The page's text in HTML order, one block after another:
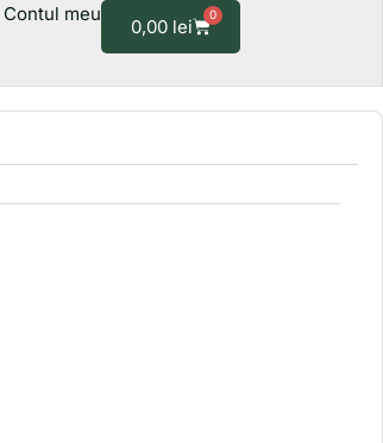
Contul meu
0,00 lei
0
Cart
RF11513